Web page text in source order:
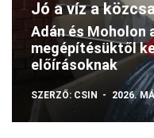
Jó a víz a
Adán és Moholon
megépítésüktől
előírásoknak
SZERZŐ: CSIN 2026.